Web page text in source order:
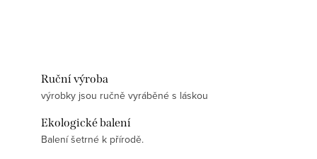
Ruční výroba
výrobky jsou ručně vyráběné s láskou
Ekologické balení
Balení šetrné k přírodě.